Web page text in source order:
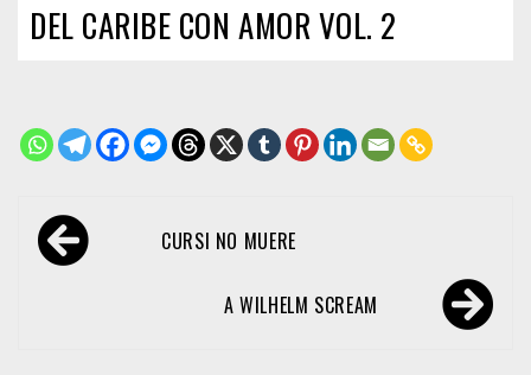
DEL CARIBE CON AMOR VOL. 2
Navegación
de CURSI NO MUERE
A WILHELM SCREAM